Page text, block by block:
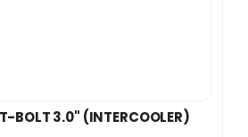
BOLT 3.0" (INTERCOOLER)